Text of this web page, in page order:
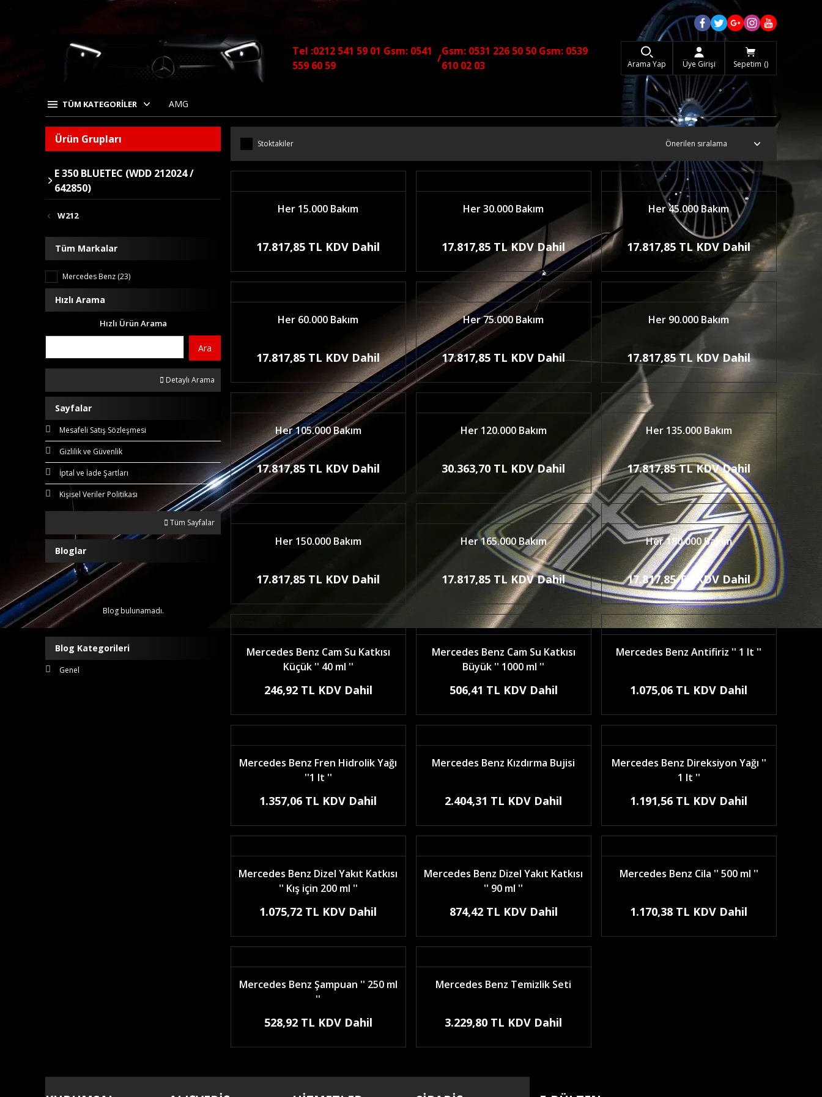
Tel :0212 541 59 01 Gsm: 0541
559 60 59
/
Gsm: 0531 226 50 50 Gsm: 0539
610 02 03
Arama Yap Üye Girişi Sepetim
TÜM KATEGORİLER AMG
Ürün Grupları
E 350 BLUETEC (WDD 212024 /
642850)
W212
Tüm Markalar
Mercedes Benz (23)
Hızlı Arama
Hızlı Ürün Arama
Ara
Detaylı Arama
Sayfalar
Mesafeli Satış Sözleşmesi
Gizlilik ve Güvenlik
İptal ve İade Şartları
Kişisel Veriler Politikası
Tüm Sayfalar
Bloglar
Blog bulunamadı.
Blog Kategorileri
Genel
Stoktakiler
Her 15.000 Bakım
17.817,85 TL KDV Dahil
Her 30.000 Bakım
17.817,85 TL KDV Dahil
Her 45.000 Bakım
17.817,85 TL KDV Dahil
Her 60.000 Bakım
17.817,85 TL KDV Dahil
Her 75.000 Bakım
17.817,85 TL KDV Dahil
Her 90.000 Bakım
17.817,85 TL KDV Dahil
Her 105.000 Bakım
17.817,85 TL KDV Dahil
Her 120.000 Bakım
30.363,70 TL KDV Dahil
Her 135.000 Bakım
17.817,85 TL KDV Dahil
Her 150.000 Bakım
17.817,85 TL KDV Dahil
Her 165.000 Bakım
17.817,85 TL KDV Dahil
Her 180.000 Bakım
17.817,85 TL KDV Dahil
Mercedes Benz Cam Su Katkısı
Küçük '' 40 ml ''
246,92 TL KDV Dahil
Mercedes Benz Cam Su Katkısı
Büyük '' 1000 ml ''
506,41 TL KDV Dahil
Mercedes Benz Antifiriz '' 1 lt ''
1.075,06 TL KDV Dahil
Mercedes Benz Fren Hidrolik Yağı
''1 lt ''
1.357,06 TL KDV Dahil
Mercedes Benz Kızdırma Bujisi
2.404,31 TL KDV Dahil
Mercedes Benz Direksiyon Yağı ''
1 lt ''
1.191,56 TL KDV Dahil
Mercedes Benz Dizel Yakıt Katkısı
'' Kış için 200 ml ''
1.075,72 TL KDV Dahil
Mercedes Benz Dizel Yakıt Katkısı
'' 90 ml ''
874,42 TL KDV Dahil
Mercedes Benz Cila '' 500 ml ''
1.170,38 TL KDV Dahil
Mercedes Benz Şampuan '' 250 ml
''
528,92 TL KDV Dahil
Mercedes Benz Temizlik Seti
3.229,80 TL KDV Dahil